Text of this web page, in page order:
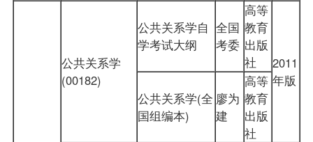
公共关系学
(00182)
公共关系学自
学考试大纲
全国
考委
高等
教育
出版
社
2011
年版
公共关系学(全
国组编本)
廖为
建
高等
教育
出版
社